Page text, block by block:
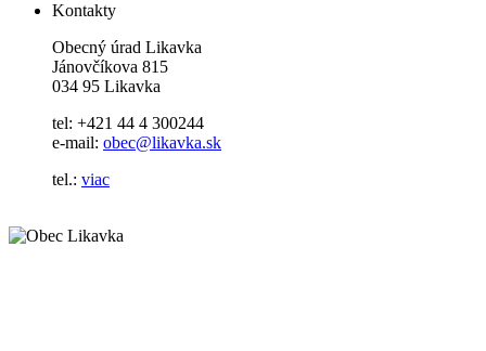
Kontakty
Obecný úrad Likavka
Jánovčíkova 815
034 95 Likavka
tel: +421 44 4 300244
e-mail: obec@likavka.sk
tel.: viac